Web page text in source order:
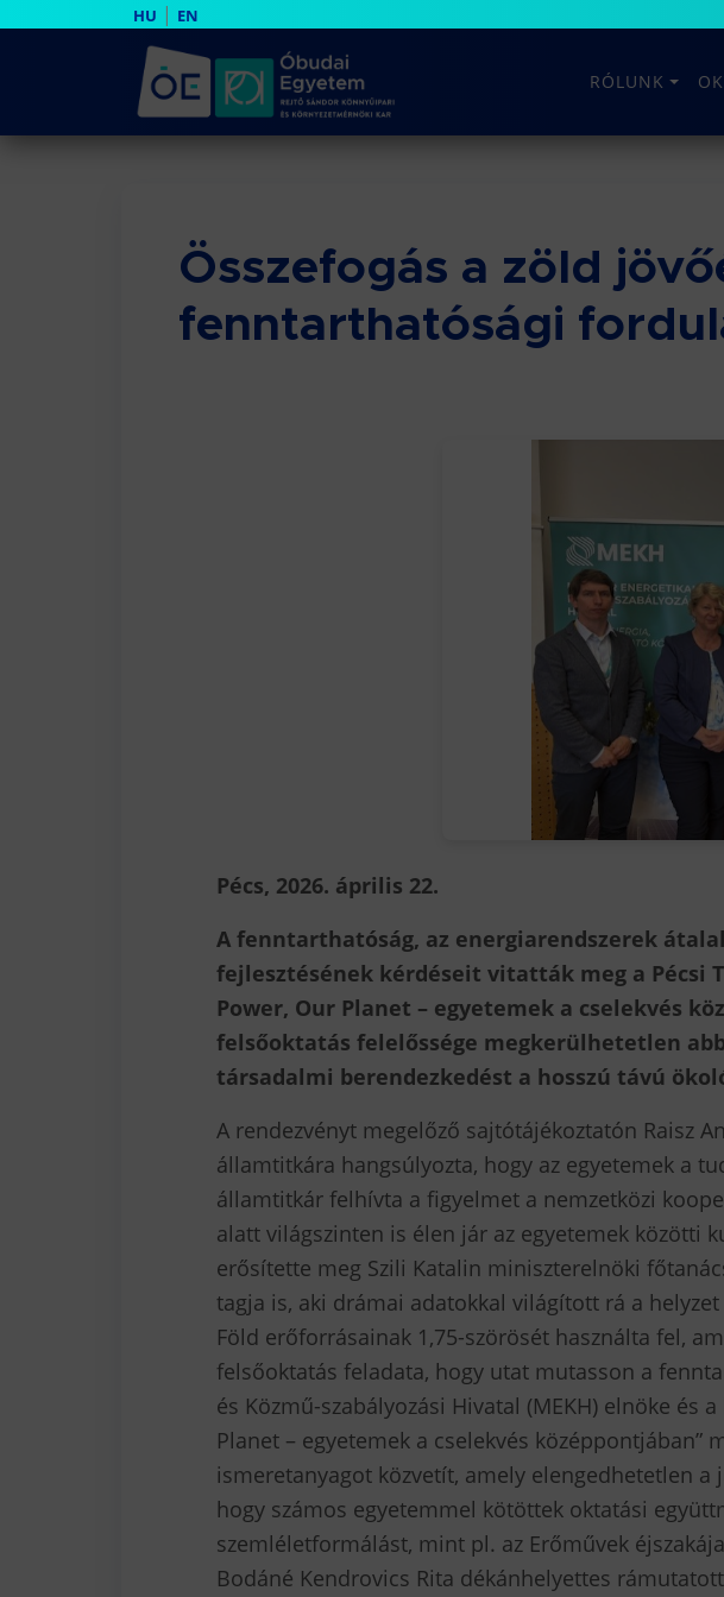
HU | EN
RÓLUNK
Összefogás a zöld
fenntarthatósági
Pécs, 2026. április 22.
A fenntarthatóság, az energiarendszerek
fejlesztésének kérdéseit vitatták meg a Pécsi
Power, Our Planet – egyetemek a cselekvés
felsőoktatás felelőssége megkerülhetetlen
társadalmi berendezkedést a hosszú távú
A rendezvényt megelőző sajtótájékoztatón Raisz
államtitkára hangsúlyozta, hogy az egyetemek a
államtitkár felhívta a figyelmet a nemzetközi
alatt világszinten is élen jár az egyetemek közötti
erősítette meg Szili Katalin miniszterelnöki
tagja is, aki drámai adatokkal világított rá a
Föld erőforrásainak 1,75-szörösét használta fel,
felsőoktatás feladata, hogy utat mutasson a
és Közmű-szabályozási Hivatal (MEKH) elnöke és
Planet – egyetemek a cselekvés
ismeretanyagot közvetít, amely elengedhetetlen a
hogy számos egyetemmel kötöttek oktatási
szemléletformálást, mint pl. az Erőművek
Bodáné Kendrovics Rita dékánhelyettes